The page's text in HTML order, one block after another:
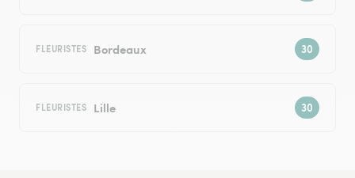
FLEURISTES Bordeaux
FLEURISTES Lille